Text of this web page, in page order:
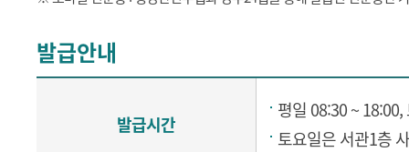
발급안내
발급시간
평일 08:30 ~
토요일은 서관1층